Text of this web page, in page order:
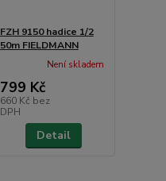
FZH 9150 hadice 1/2
50m FIELDMANN
799 Kč
660 Kč bez
DPH
Není skladem
Detail